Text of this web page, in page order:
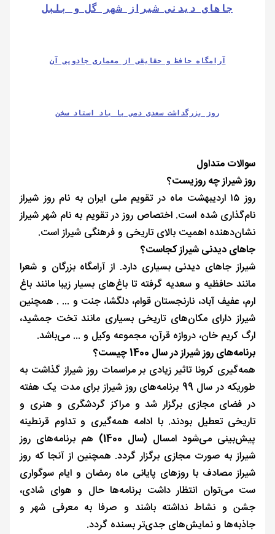
جاهای دیدنی شیراز شهر گل و بلبل
آرامگاه حافظ و حقایقی از معماری جادویی آن
روز بزرگداشت سعدی دمی با یاد استاد سخن
سوالات متداول
روز شیراز چه روزیست؟
روز ۱۵ اردیبهشت‌ ماه در تقویم ملی ایران به نام روز شیراز
نام‌گذاری شده است. اختصاص روز در تقویم به نام شهر شیراز
نشان‌دهنده اهمیت بالای تاریخی و فرهنگی شیراز است.
جاهای دیدنی شیراز کجاست؟
شیراز جاهای دیدنی بسیاری دارد. از آرامگاه بزرگان و شعرا
مانند حافظیه و سعدیه گرفته تا باغ‌های بسیار زیبا مانند باغ
ارم، عفیف آباد، نارنجستان قوام، دلگشا، جنت و ... . همچنین
شیراز دارای مکان‌های تاریخی بسیاری مانند تخت جمشید،
ارگ کریم خان، دروازه قرآن، مجموعه وکیل و ... می‌باشد.
برنامه‌های روز شیراز در سال 1400 چیست؟
همه‌گیری کرونا تاثیر زیادی بر مراسمات روز شیراز گذاشت به
طوریکه در سال 99 برنامه‌های روز شیراز برای مدت یک هفته
در فضای مجازی برگزار شد و مراکز گردشگری و هنری و
تاریخی تعطیل بودند. با ادامه همه‌گیری و تداوم قرنطینه
پیش‌بینی می‌شود امسال (سال 1400) هم برنامه‌های روز
شیراز به صورت مجازی برگزار گردد. همچنین از آنجا که روز
شیراز مصادف با روزهای پایانی ماه رمضان و ایام سوگواری
ست می‌توان انتظار داشت برنامه‌ها حال و هوای شادی،
جشن و نشاط نداشته باشند و صرفا به معرفی شهر و
جاذبه‌ها و نمایش‌های جدی‌تر بسنده گردد.